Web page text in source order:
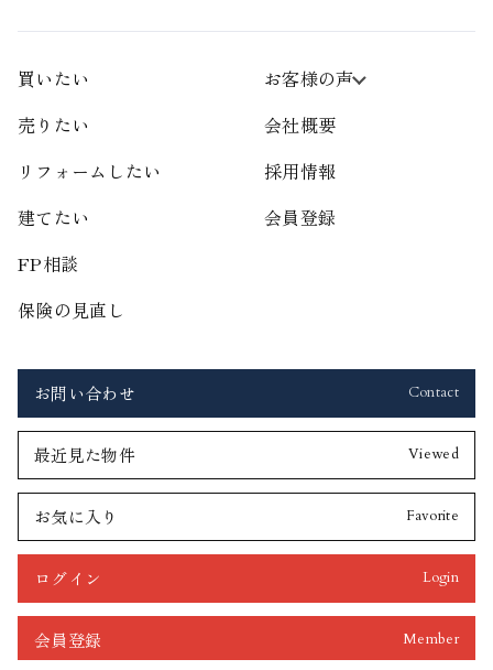
買いたい
売りたい
リフォームしたい
建てたい
FP相談
保険の見直し
お客様の声
会社概要
採用情報
会員登録
お問い合わせ Contact
最近見た物件 Viewed
お気に入り Favorite
ログイン Login
会員登録 Member